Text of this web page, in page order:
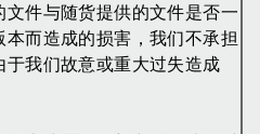
件与随货提供的文件是否一
而造成的损害，我们不承担
我们故意或重大过失造成